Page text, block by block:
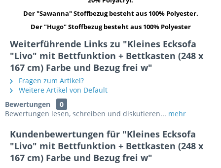
Der "Sawanna" Stoffbezug besteht aus 100% Polyester.
Der "Hugo" Stoffbezug besteht aus 100% Polyester
Weiterführende Links zu "Kleines Ecksofa
"Livo" mit Bettfunktion + Bettkasten (248 x
167 cm) Farbe und Bezug frei w"
Fragen zum Artikel?
Weitere Artikel von Default
Bewertungen
0
Bewertungen lesen, schreiben und diskutieren... mehr
Kundenbewertungen für "Kleines Ecksofa
"Livo" mit Bettfunktion + Bettkasten (248 x
167 cm) Farbe und Bezug frei w"